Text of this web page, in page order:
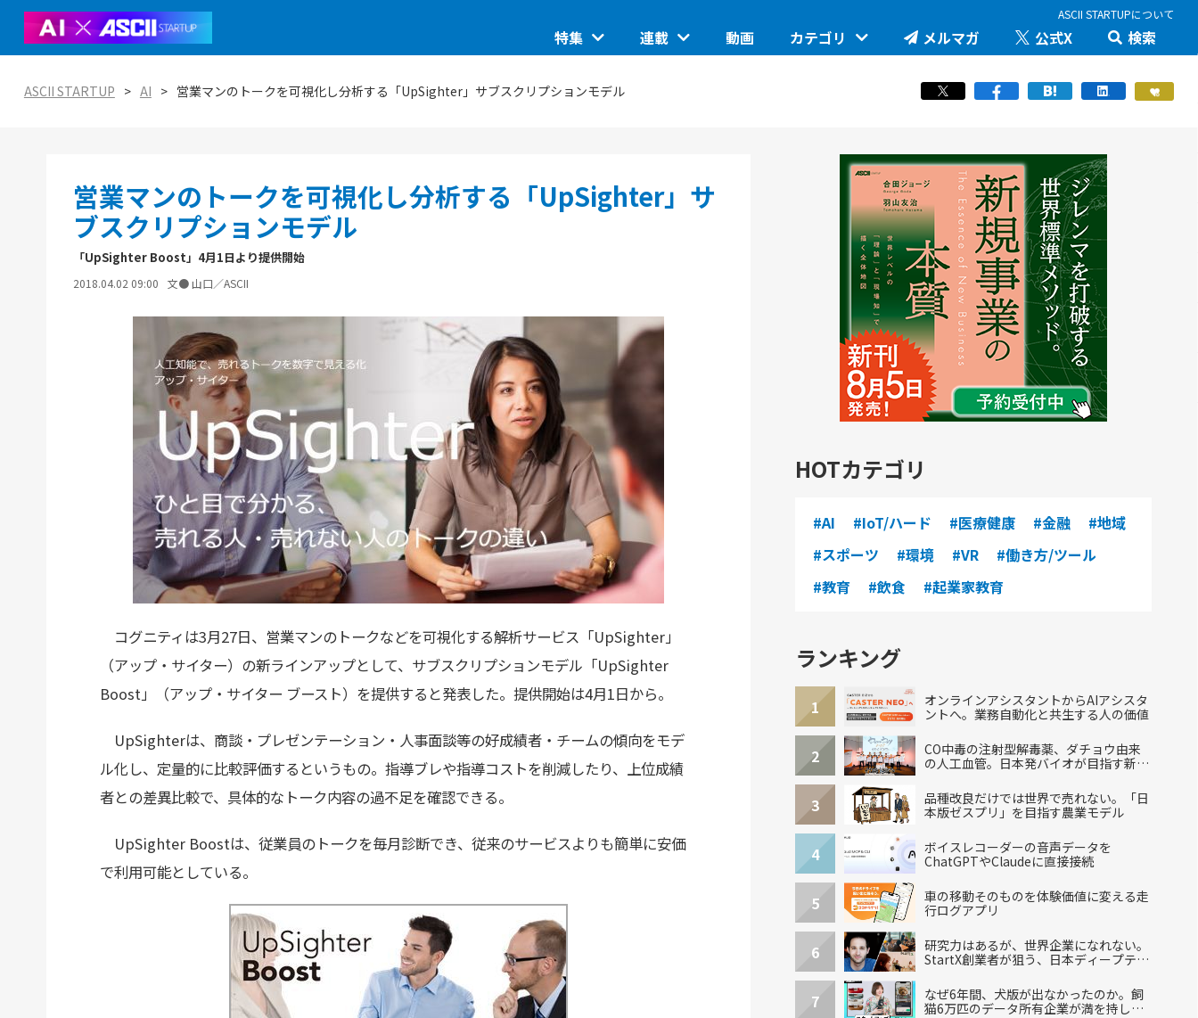
ASCII STARTUPについて
特集
未来を変える科学技術を追え！大学発の
ASCII STARTUP特別編集版「ASCII
ICTスタートアップリーグ
ViennaUP、オーストリア・ウィーン開催
の分散型スタートアップフェス
SusHi Tech Tokyo 2026で見えた実装フ
ェーズの技術
堺市・中百舌鳥の社会課題解決型イノベ
ーション
連載
社会実装に向けた研究、技術 大学発スタ
羽山友治の【新規事業が動く思考スイッ
プ！人事！
オープンイノベーション入門：手引きと
実践ガイド ASCII STARTUP ACADEMY JAPAN INNOVATION DAY 2024
動画 カテゴリ
働き方/ツール
教育 起業家教育
メルマガ 公式X 検索
ASCII STARTUP AI 営業マンのトークを可視化し分析する「UpSighter」サブスクリプションモデル
営業マンのトークを可視化し分析する「UpSighter」サ
ブスクリプションモデル
「UpSighter Boost」4月1日より提供開始
2018.04.02 09:00 文● 山口／ASCII
コグニティは3月27日、営業マンのトークなどを可視化する解析サービス「UpSighter」
（アップ・サイター）の新ラインアップとして、サブスクリプションモデル「UpSighter
Boost」（アップ・サイター ブースト）を提供すると発表した。提供開始は4月1日から。
UpSighterは、商談・プレゼンテーション・人事面談等の好成績者・チームの傾向をモデ
ル化し、定量的に比較評価するというもの。指導ブレや指導コストを削減したり、上位成績
者との差異比較で、具体的なトーク内容の過不足を確認できる。
UpSighter Boostは、従業員のトークを毎月診断でき、従来のサービスよりも簡単に安価
で利用可能としている。
HOTカテゴリ
#AI #IoT/ハード #医療健康 #金融
#地域
#スポーツ
#環境 #VR
#働き方/ツール
#教育
#飲食 #起業家教育
ランキング
1
オンラインアシスタントからAIアシスタ
ントへ。業務自動化と共生する人の価値
2
CO中毒の注射型解毒薬、ダチョウ由来
の人工血管。日本発バイオが目指す新し
3
品種改良だけでは世界で売れない。「日
本版ゼスプリ」を目指す農業モデル
4
ボイスレコーダーの音声データを
ChatGPTやClaudeに直接接続
5
車の移動そのものを体験価値に変える走
行ログアプリ
6
研究力はあるが、世界企業になれない。
StartX創業者が狙う、日本ディープテッ
7
なぜ6年間、犬版が出なかったのか。飼
猫6万匹のデータ所有企業が満を持して